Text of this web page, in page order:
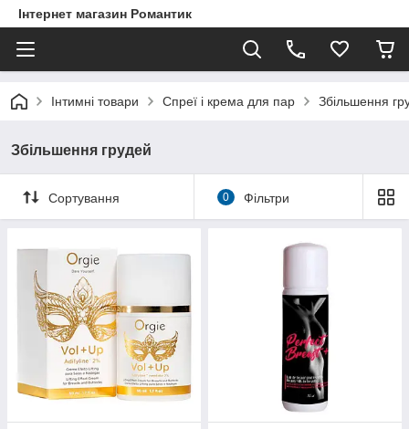
Інтернет магазин Романтик
Інтимні товари Спреї і крема для пар Збільшення
Збільшення грудей
Сортування 0 Фільтри